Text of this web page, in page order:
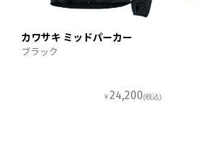
カワサキ ミッドパーカー
ブラック
￥24,200(税込)